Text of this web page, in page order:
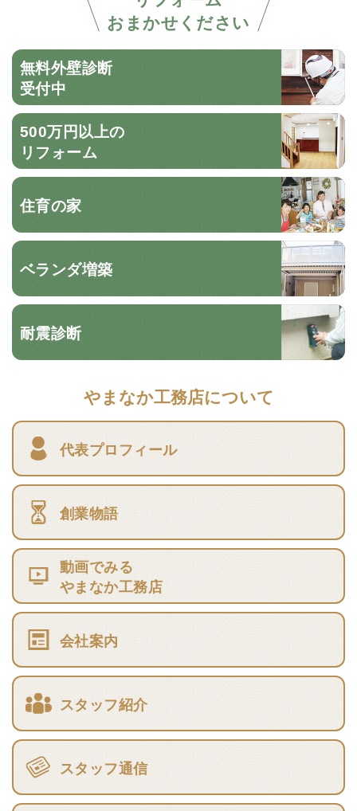
おまかせください
無料外壁診断
受付中
500万円以上の
リフォーム
住育の家
ベランダ増築
耐震診断
やまなか工務店について
代表プロフィール
創業物語
動画でみる
やまなか工務店
会社案内
スタッフ紹介
スタッフ通信